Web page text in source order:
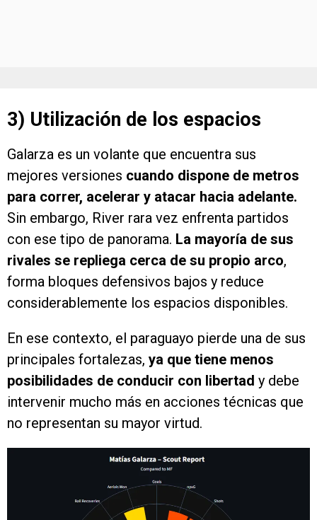
3) Utilización de los espacios
Galarza es un volante que encuentra sus
mejores versiones cuando dispone de metros
para correr, acelerar y atacar hacia adelante.
Sin embargo, River rara vez enfrenta partidos
con ese tipo de panorama. La mayoría de sus
rivales se repliega cerca de su propio arco,
forma bloques defensivos bajos y reduce
considerablemente los espacios disponibles.
En ese contexto, el paraguayo pierde una de sus
principales fortalezas, ya que tiene menos
posibilidades de conducir con libertad y debe
intervenir mucho más en acciones técnicas que
no representan su mayor virtud.